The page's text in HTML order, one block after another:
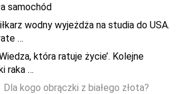
samochód
wodny wyjeżdża na studia do USA.
…
która ratuje życie’. Kolejne
raka …
Dla kogo obrączki z białego złota?